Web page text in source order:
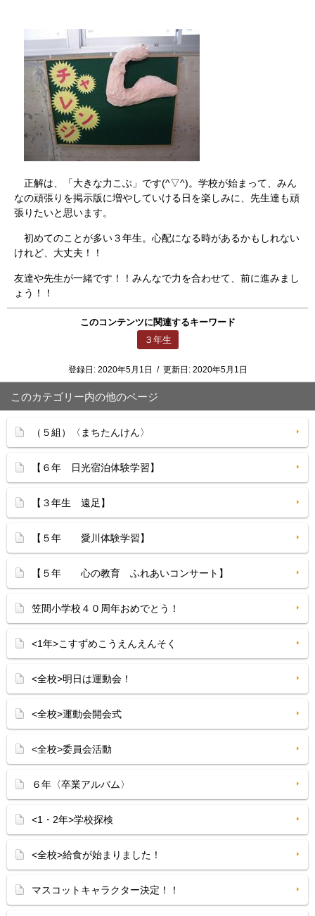
正解は、「大きな力こぶ」です(^▽^)。学校が始まって、みん
なの頑張りを掲示版に増やしていける日を楽しみに、先生達も頑
張りたいと思います。
初めてのことが多い３年生。心配になる時があるかもしれない
けれど、大丈夫！！
友達や先生が一緒です！！みんなで力を合わせて、前に進みまし
ょう！！
このコンテンツに関連するキーワード
３年生
登録日: 2020年5月1日 / 更新日: 2020年5月1日
このカテゴリー内の他のページ
（５組）〈まちたんけん〉
【６年 日光宿泊体験学習】
【３年生 遠足】
【５年 愛川体験学習】
【５年 心の教育 ふれあいコンサート】
笠間小学校４０周年おめでとう！
<1年>こすずめこうえんえんそく
<全校>明日は運動会！
<全校>運動会開会式
<全校>委員会活動
６年〈卒業アルバム〉
<1・2年>学校探検
<全校>給食が始まりました！
マスコットキャラクター決定！！